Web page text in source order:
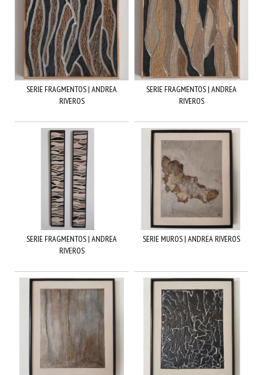
SERIE FRAGMENTOS | ANDREA
RIVEROS
SERIE FRAGMENTOS | ANDREA
RIVEROS
SERIE FRAGMENTOS | ANDREA
RIVEROS
SERIE MUROS | ANDREA RIVEROS